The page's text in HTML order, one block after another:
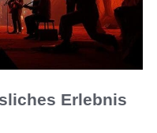
Erlebnis